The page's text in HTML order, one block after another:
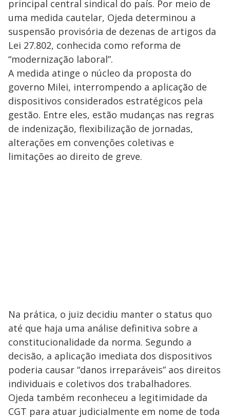
principal central sindical do país. Por meio de
uma medida cautelar, Ojeda determinou a
suspensão provisória de dezenas de artigos da
Lei 27.802, conhecida como reforma de
“modernização laboral”.
A medida atinge o núcleo da proposta do
governo Milei, interrompendo a aplicação de
dispositivos considerados estratégicos pela
gestão. Entre eles, estão mudanças nas regras
de indenização, flexibilização de jornadas,
alterações em convenções coletivas e
limitações ao direito de greve.
Na prática, o juiz decidiu manter o status quo
até que haja uma análise definitiva sobre a
constitucionalidade da norma. Segundo a
decisão, a aplicação imediata dos dispositivos
poderia causar “danos irreparáveis” aos direitos
individuais e coletivos dos trabalhadores.
Ojeda também reconheceu a legitimidade da
CGT para atuar judicialmente em nome de toda